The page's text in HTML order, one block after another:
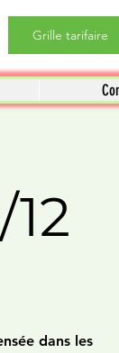
Grille tarifaire
dans les